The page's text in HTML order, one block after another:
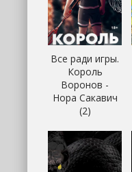
Все ради игры.
Король
Воронов -
Нора Сакавич
(2)